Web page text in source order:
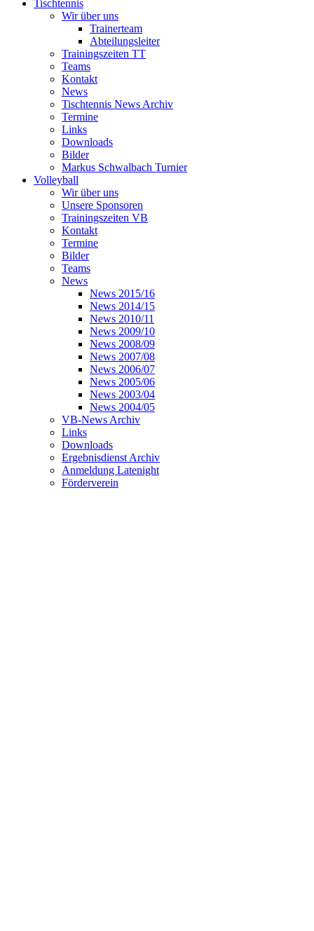
Tischtennis
Wir über uns
Trainerteam
Abteilungsleiter
Trainingszeiten TT
Teams
Kontakt
News
Tischtennis News Archiv
Termine
Links
Downloads
Bilder
Markus Schwalbach Turnier
Volleyball
Wir über uns
Unsere Sponsoren
Trainingszeiten VB
Kontakt
Termine
Bilder
Teams
News
News 2015/16
News 2014/15
News 2010/11
News 2009/10
News 2008/09
News 2007/08
News 2006/07
News 2005/06
News 2003/04
News 2004/05
VB-News Archiv
Links
Downloads
Ergebnisdienst Archiv
Anmeldung Latenight
Förderverein